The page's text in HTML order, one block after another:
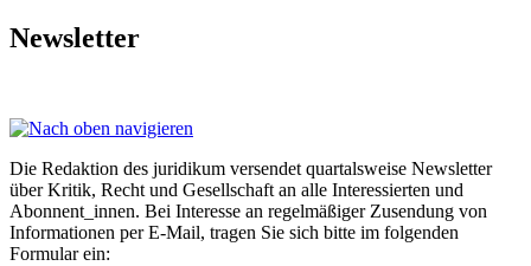
Newsletter
Die Redaktion des juridikum versendet quartalsweise Newsletter
über Kritik, Recht und Gesellschaft an alle Interessierten und
Abonnent_innen. Bei Interesse an regelmäßiger Zusendung von
Informationen per E-Mail, tragen Sie sich bitte im folgenden
Formular ein: ​